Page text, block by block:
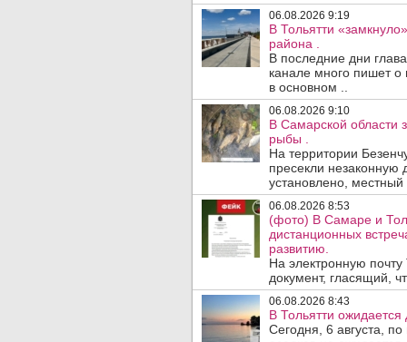
06.08.2026 9:19
В Тольятти
района .
В последние дни
канале много пишет о
в основном ..
06.08.2026 9:10
В Самарской области
рыбы .
На территории
пресекли незаконную
установлено, местный
06.08.2026 8:53
(фото) В Самаре и
дистанционных
развитию.
На электронную
документ, гласящий,
06.08.2026 8:43
В Тольятти ожидается
Сегодня, 6 августа,